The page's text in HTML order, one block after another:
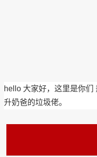
hello 大家好，这里是你
升奶爸的垃圾佬。